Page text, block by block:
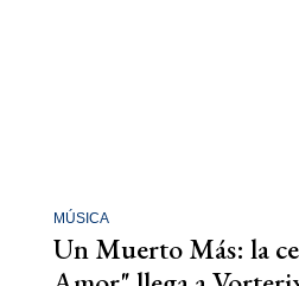
MÚSICA
Un Muerto Más: la